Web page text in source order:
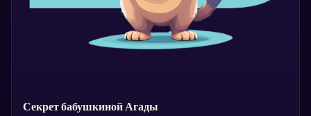
Секрет бабушкиной Агады